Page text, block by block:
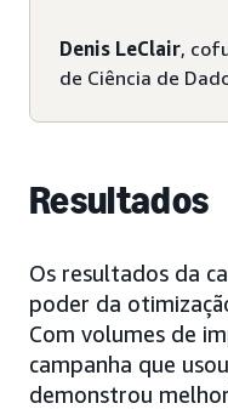
Denis LeClair,
de Ciência de
Resultados
Os resultados da
poder da
Com volumes de
campanha que
demonstrou